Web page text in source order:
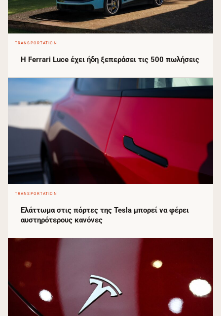
TRANSPORTATION
Η Ferrari Luce έχει ήδη ξεπεράσει τις 500 πωλήσεις
TRANSPORTATION
Ελάττωμα στις πόρτες της Tesla μπορεί να φέρει
αυστηρότερους κανόνες